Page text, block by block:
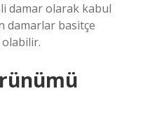
damar olarak kabul
damarlar basitçe